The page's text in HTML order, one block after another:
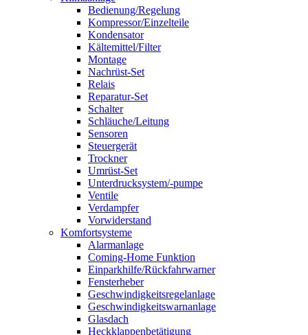
Bedienung/Regelung
Kompressor/Einzelteile
Kondensator
Kältemittel/Filter
Montage
Nachrüst-Set
Relais
Reparatur-Set
Schalter
Schläuche/Leitung
Sensoren
Steuergerät
Trockner
Umrüst-Set
Unterdrucksystem/-pumpe
Ventile
Verdampfer
Vorwiderstand
Komfortsysteme
Alarmanlage
Coming-Home Funktion
Einparkhilfe/Rückfahrwarner
Fensterheber
Geschwindigkeitsregelanlage
Geschwindigkeitswarnanlage
Glasdach
Heckklappenbetätigung